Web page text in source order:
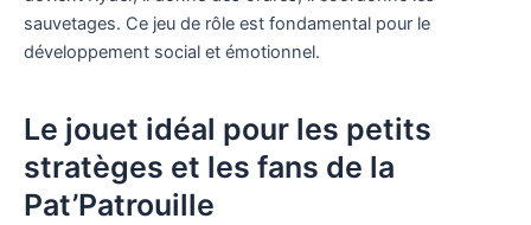
sauvetages. Ce jeu de rôle est fondamental pour le
développement social et émotionnel.
Le jouet idéal pour les petits
stratèges et les fans de la
Pat’Patrouille